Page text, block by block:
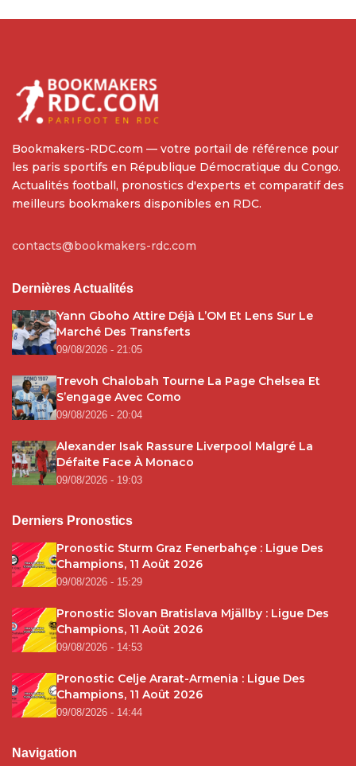
Bookmakers-RDC.com — votre portail de référence pour
les paris sportifs en République Démocratique du Congo.
Actualités football, pronostics d'experts et comparatif des
meilleurs bookmakers disponibles en RDC.
contacts@bookmakers-rdc.com
Dernières Actualités
Yann Gboho Attire Déjà L’OM Et Lens Sur Le
Marché Des Transferts
09/08/2026 - 21:05
Trevoh Chalobah Tourne La Page Chelsea Et
S’engage Avec Como
09/08/2026 - 20:04
Alexander Isak Rassure Liverpool Malgré La
Défaite Face À Monaco
09/08/2026 - 19:03
Derniers Pronostics
Pronostic Sturm Graz Fenerbahçe : Ligue Des
Champions, 11 Août 2026
09/08/2026 - 15:29
Pronostic Slovan Bratislava Mjällby : Ligue Des
Champions, 11 Août 2026
09/08/2026 - 14:53
Pronostic Celje Ararat-Armenia : Ligue Des
Champions, 11 Août 2026
09/08/2026 - 14:44
Navigation